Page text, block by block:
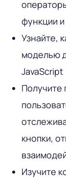
функции
Узнайте,
моделью
JavaScript
Получите
кнопки,
Изучите